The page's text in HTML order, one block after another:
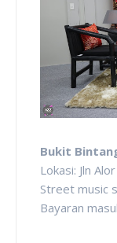
Bukit
Lokasi: Jln
Street music
Bayaran